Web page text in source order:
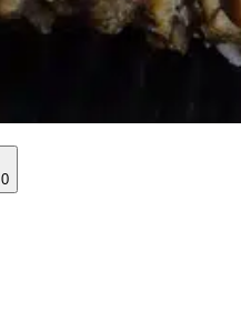
0